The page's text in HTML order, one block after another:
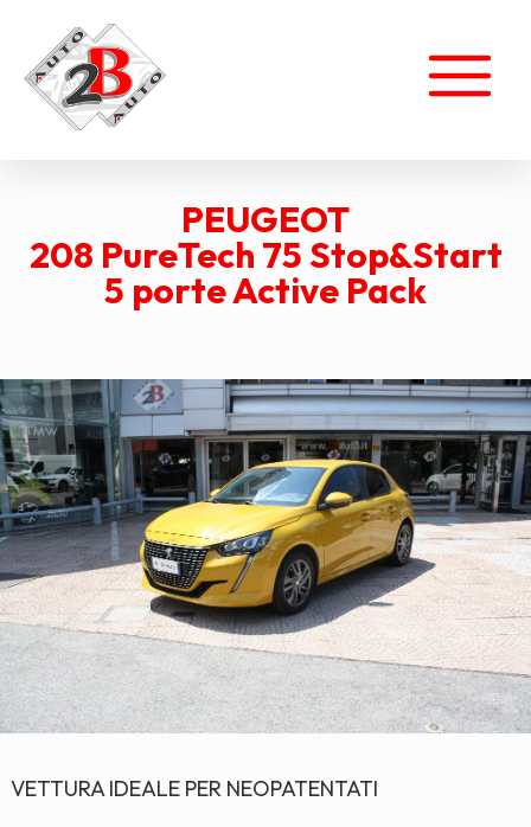
PEUGEOT
208 PureTech 75 Stop&Start
5 porte Active Pack
VETTURA IDEALE PER NEOPATENTATI